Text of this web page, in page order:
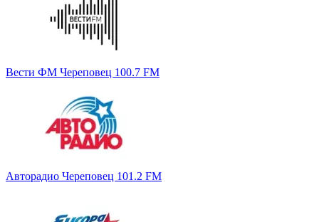
Вести ФМ Череповец 100.7 FM
Авторадио Череповец 101.2 FM